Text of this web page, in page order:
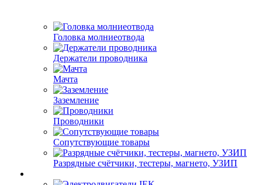
Головка молниеотвода
Держатели проводника
Мачта
Заземление
Проводники
Сопутствующие товары
Разрядные счётчики, тестеры, магнето, УЗИП